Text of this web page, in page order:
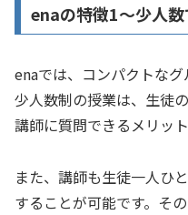
enaの特徴1～少人
enaでは、コンパクトなグ
少人数制の授業は、生徒
講師に質問できるメリット
また、講師も生徒一人ひ
することが可能です。そ